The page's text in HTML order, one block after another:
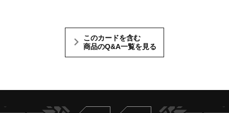
このカードを含む
商品のQ&A一覧を見る